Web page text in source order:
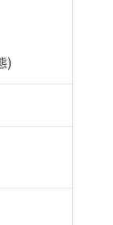
)
者に漏洩または
だくには、I-
に必要な範囲で
ります。
示します。
環境に深刻な
よび3の内容を
出するおそれが
先、またはお客
機種